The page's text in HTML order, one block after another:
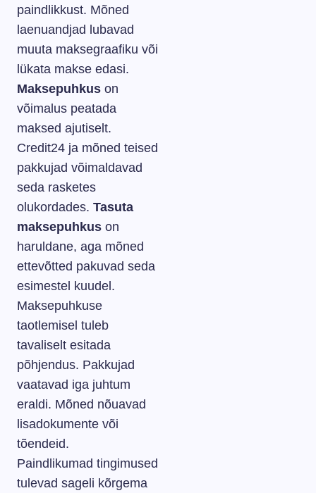
paindlikkust. Mõned
laenuandjad lubavad
muuta maksegraafiku või
lükata makse edasi.
Maksepuhkus on
võimalus peatada
maksed ajutiselt.
Credit24 ja mõned teised
pakkujad võimaldavad
seda rasketes
olukordades. Tasuta
maksepuhkus on
haruldane, aga mõned
ettevõtted pakuvad seda
esimestel kuudel.
Maksepuhkuse
taotlemisel tuleb
tavaliselt esitada
põhjendus. Pakkujad
vaatavad iga juhtum
eraldi. Mõned nõuavad
lisadokumente või
tõendeid.
Paindlikumad tingimused
tulevad sageli kõrgema